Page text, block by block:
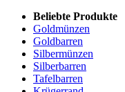
Beliebte Produkte
Goldmünzen
Goldbarren
Silbermünzen
Silberbarren
Tafelbarren